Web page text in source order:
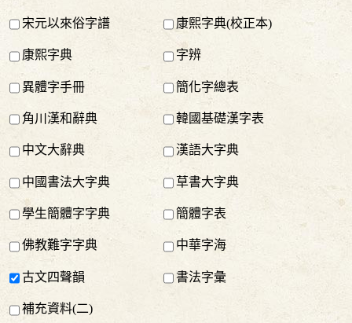
宋元以來俗字譜 康熙字典(校正本)
康熙字典 字辨
異體字手冊 簡化字總表
角川漢和辭典 韓國基礎漢字表
中文大辭典 漢語大字典
中國書法大字典 草書大字典
學生簡體字字典 簡體字表
佛教難字字典 中華字海
古文四聲韻 書法字彙
補充資料(二)